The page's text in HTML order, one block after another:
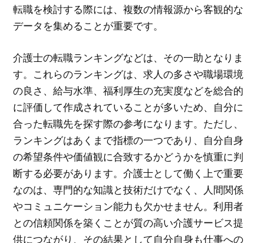
転職を検討する際には、複数の情報源から客観的な
データを集めることが重要です。
介護士の転職ランキングなどは、その一助となりま
す。これらのランキングは、求人の多さや職場環境
の良さ、給与水準、福利厚生の充実度などを総合的
に評価して作成されていることが多いため、自分に
合った転職先を探す際の参考になります。ただし、
ランキングはあくまで指標の一つであり、自分自身
の希望条件や価値観に合致するかどうかを慎重に判
断する必要があります。介護士として働く上で重要
なのは、専門的な知識と技術だけでなく、人間関係
やコミュニケーション能力も欠かせません。利用者
との信頼関係を築くことが質の高い介護サービス提
供につながり、その結果として自分自身も仕事への